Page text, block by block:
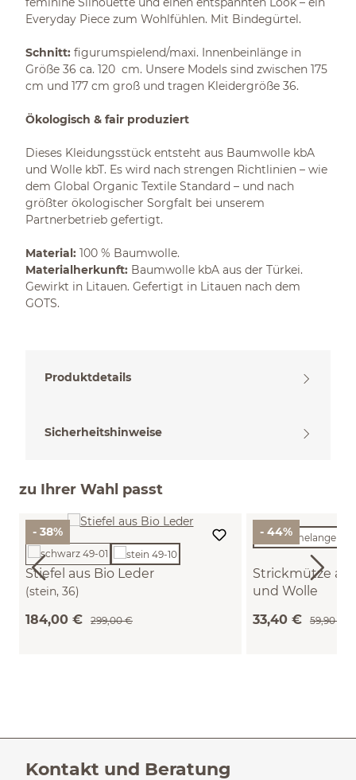
Everyday Piece zum Wohlfühlen. Mit Bindegürtel.
Schnitt: figurumspielend/maxi. Innenbeinlänge in
Größe 36 ca. 120 cm. Unsere Models sind zwischen 175
cm und 177 cm groß und tragen Kleidergröße 36.
Ökologisch & fair produziert
Dieses Kleidungsstück entsteht aus Baumwolle kbA
und Wolle kbT. Es wird nach strengen Richtlinien – wie
dem Global Organic Textile Standard – und nach
größter ökologischer Sorgfalt bei unserem
Partnerbetrieb gefertigt.
Material: 100 % Baumwolle.
Materialherkunft: Baumwolle kbA aus der Türkei.
Gewirkt in Litauen. Gefertigt in Litauen nach dem
GOTS.
Produktdetails
Sicherheitshinweise
zu Ihrer Wahl passt
- 38%
Stiefel aus Bio Leder
(stein, 36)
184,00 € 299,00 €
- 44%
Strickmütze
und Wolle
33,40 € 59,90 €
Kontakt und Beratung